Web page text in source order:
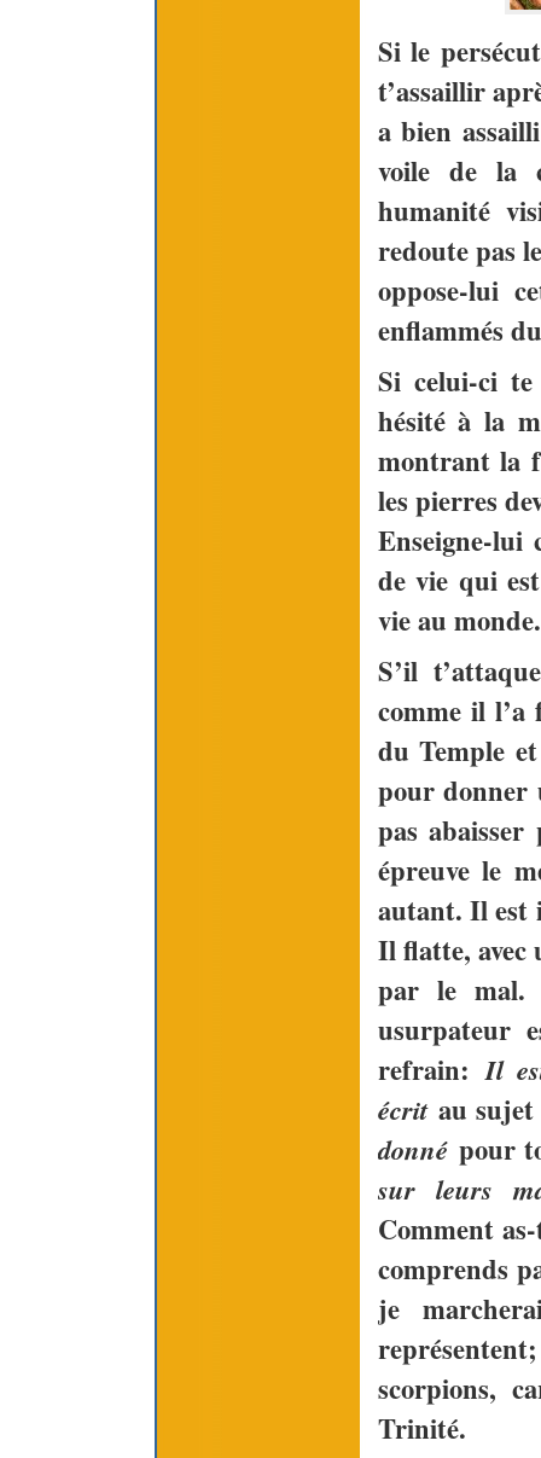
Si le
t’assaillir
a bien
voile de la
humanité
redoute pas
oppose-lui
enflammés
Si celui-ci
hésité à la
montrant la
les pierres
Enseigne-lui
de vie qui
vie au monde.
S’il
comme il
du Temple
pour donner
pas
épreuve le
autant. Il est
Il flatte, avec
par le mal.
usurpateur
refrain:Il
écritau sujet
donnépour
sur leurs
Comment
comprends
je
scorpions,
Trinité.